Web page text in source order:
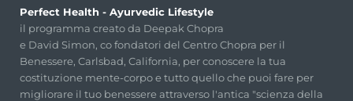
Perfect Health - Ayurvedic Lifestyle
il programma creato da Deepak Chopra
e David Simon, co fondatori del Centro Chopra per il
Benessere, Carlsbad, California, per conoscere la tua
costituzione mente-corpo e tutto quello che puoi fare per
migliorare il tuo benessere attraverso l'antica "scienza della